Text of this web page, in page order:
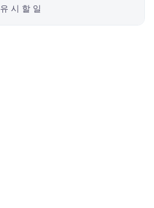
시 할 일